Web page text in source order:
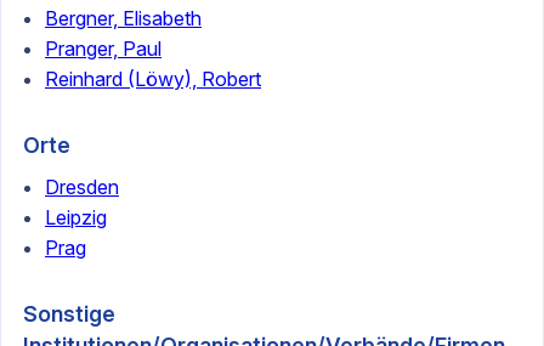
Bergner, Elisabeth
Pranger, Paul
Reinhard (Löwy), Robert
Orte
Dresden
Leipzig
Prag
Sonstige